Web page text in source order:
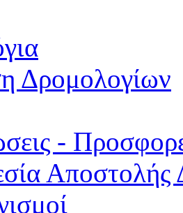
Δρομολογίων
-
Αποστολής